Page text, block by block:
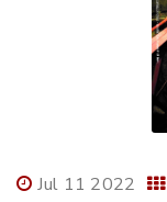
Jul 11 2022